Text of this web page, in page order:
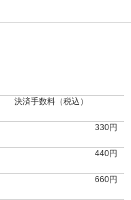
決済手数料（税込）
330円
440円
660円